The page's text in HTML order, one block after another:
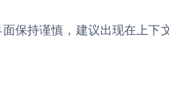
保持谨慎，建议出现在上下